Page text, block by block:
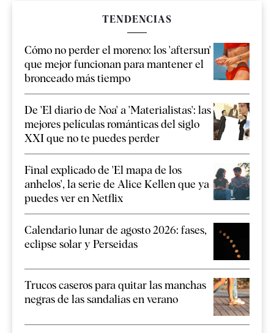
TENDENCIAS
Cómo no perder el moreno: los 'aftersun'
que mejor funcionan para mantener el
bronceado más tiempo
De 'El diario de Noa' a 'Materialistas': las
mejores películas románticas del siglo
XXI que no te puedes perder
Final explicado de 'El mapa de los
anhelos', la serie de Alice Kellen que ya
puedes ver en Netflix
Calendario lunar de agosto 2026: fases,
eclipse solar y Perseidas
Trucos caseros para quitar las manchas
negras de las sandalias en verano